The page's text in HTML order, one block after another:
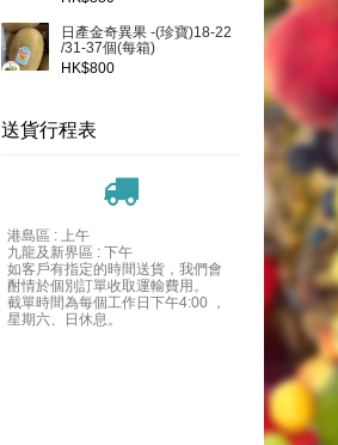
日產金奇異果 -(珍寶)18-22
/31-37個(每箱)
HK$800
送貨行程表
港島區 : 上午
九龍及新界區 : 下午
如客戶有指定的時間送貨，我們會
酎情於個別訂單收取運輸費用。
截單時間為每個工作日下午4:00 ，
星期六、日休息。